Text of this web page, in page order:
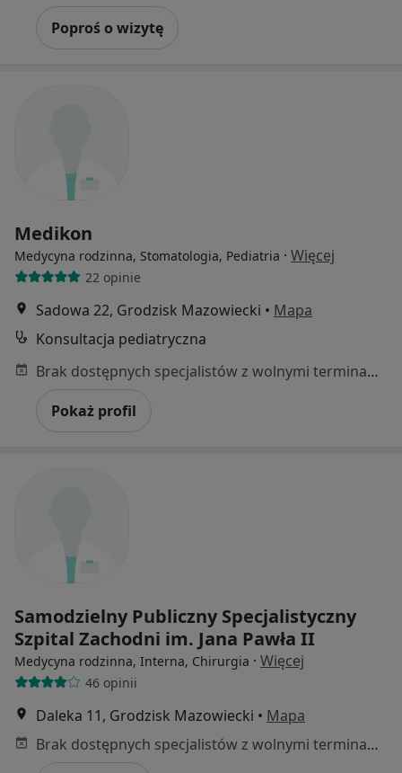
Poproś o wizytę
Medikon
Medycyna rodzinna, Stomatologia, Pediatria · Więcej
22 opinie
Sadowa 22, Grodzisk Mazowiecki • Mapa
Konsultacja pediatryczna
Brak dostępnych specjalistów z wolnymi terminami w tym centrum medycznym.
Pokaż profil
Samodzielny Publiczny Specjalistyczny
Szpital Zachodni im. Jana Pawła II
Medycyna rodzinna, Interna, Chirurgia · Więcej
46 opinii
Daleka 11, Grodzisk Mazowiecki • Mapa
Brak dostępnych specjalistów z wolnymi terminami w tym centrum medycznym.